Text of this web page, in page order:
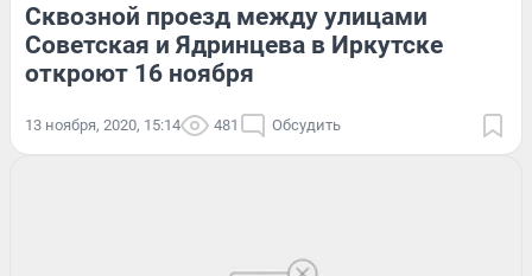
Сквозной проезд между улицами
Советская и Ядринцева в Иркутске
откроют 16 ноября
13 ноября, 2020, 15:14 481 Обсудить